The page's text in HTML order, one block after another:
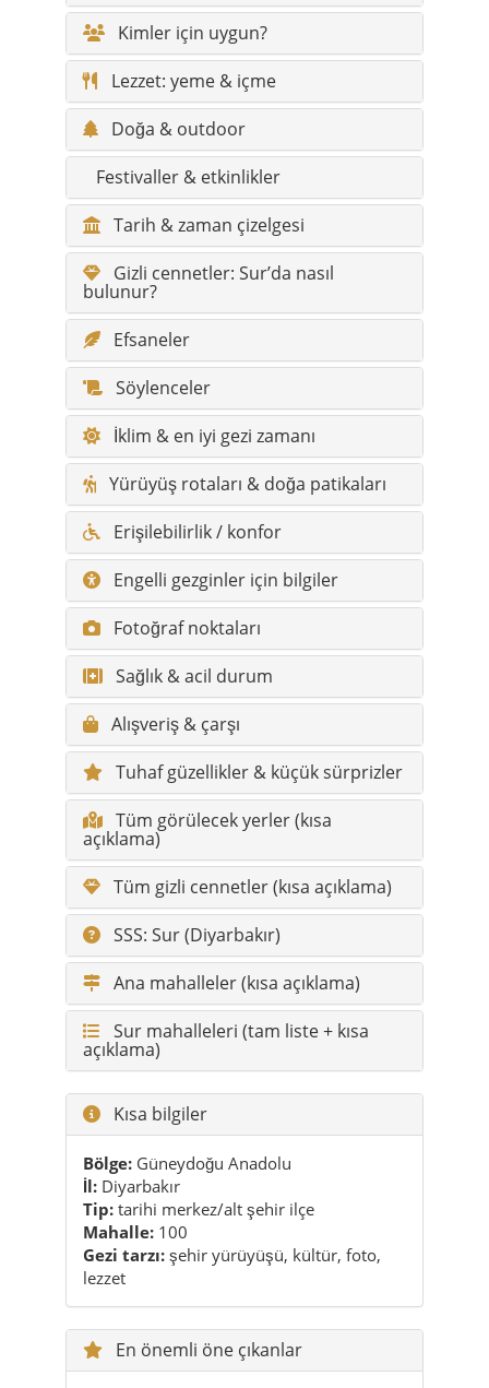
Kimler için uygun?
Lezzet: yeme & içme
Doğa & outdoor
Festivaller & etkinlikler
Tarih & zaman çizelgesi
Gizli cennetler: Sur’da nasıl
bulunur?
Efsaneler
Söylenceler
İklim & en iyi gezi zamanı
Yürüyüş rotaları & doğa patikaları
Erişilebilirlik / konfor
Engelli gezginler için bilgiler
Fotoğraf noktaları
Sağlık & acil durum
Alışveriş & çarşı
Tuhaf güzellikler & küçük sürprizler
Tüm görülecek yerler (kısa
açıklama)
Tüm gizli cennetler (kısa açıklama)
SSS: Sur (Diyarbakır)
Ana mahalleler (kısa açıklama)
Sur mahalleleri (tam liste + kısa
açıklama)
Kısa bilgiler
Bölge: Güneydoğu Anadolu
İl: Diyarbakır
Tip: tarihi merkez/alt şehir ilçe
Mahalle: 100
Gezi tarzı: şehir yürüyüşü, kültür, foto,
lezzet
En önemli öne çıkanlar